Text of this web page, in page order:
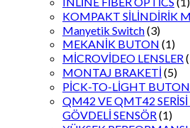
KOMPAKT SİLİNDİRİK
Manyetik Switch(3)
MEKANİK BUTON (1)
MİCROVİDEO LENSLER
MONTAJ BRAKETİ (5)
PİCK-TO-LİGHT
QM42 VE QMT42
GÖVDELİ SENSÖR(1)